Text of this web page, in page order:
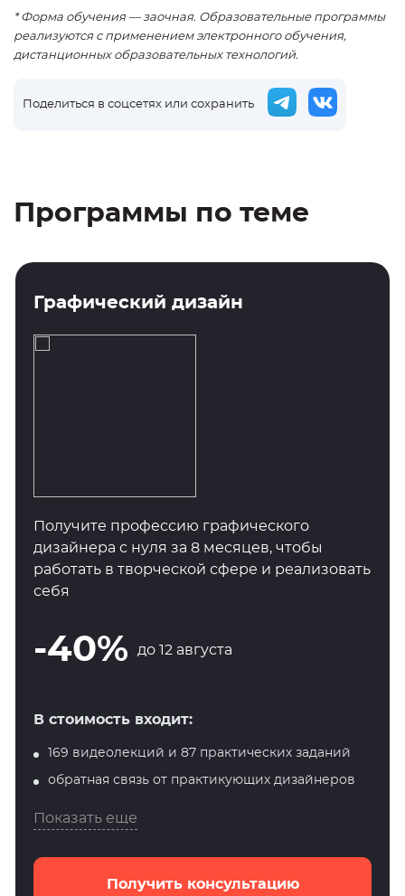
* Форма обучения — заочная. Образовательные программы
реализуются с применением электронного обучения,
дистанционных образовательных технологий.
Поделиться в соцсетях или сохранить
Программы по теме
Графический дизайн
Получите профессию графического
дизайнера с нуля за 8 месяцев, чтобы
работать в творческой сфере и реализовать
себя
-40% до 12 августа
В стоимость входит:
169 видеолекций и 87 практических заданий
обратная связь от практикующих дизайнеров
Показать еще
Получить консультацию